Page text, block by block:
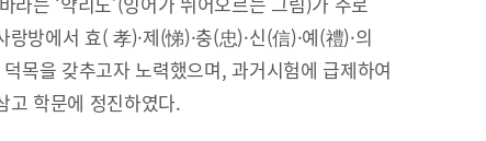
방에서 효( 孝)·제(悌)·충(忠)·신(信)·예(禮)·의
목을 갖추고자 노력했으며, 과거시험에 급제하여
고 학문에 정진하였다.